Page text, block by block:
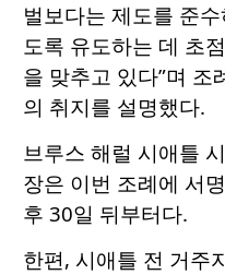
벌보다는 제도를 준
도록 유도하는 데 초점
을 맞추고 있다”며 조
의 취지를 설명했다.
브루스 해럴 시애틀 시
장은 이번 조례에 서
후 30일 뒤부터다.
한편, 시애틀 전 거주